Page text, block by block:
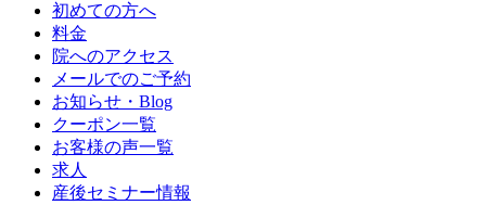
初めての方へ
料金
院へのアクセス
メールでのご予約
お知らせ・Blog
クーポン一覧
お客様の声一覧
求人
産後セミナー情報